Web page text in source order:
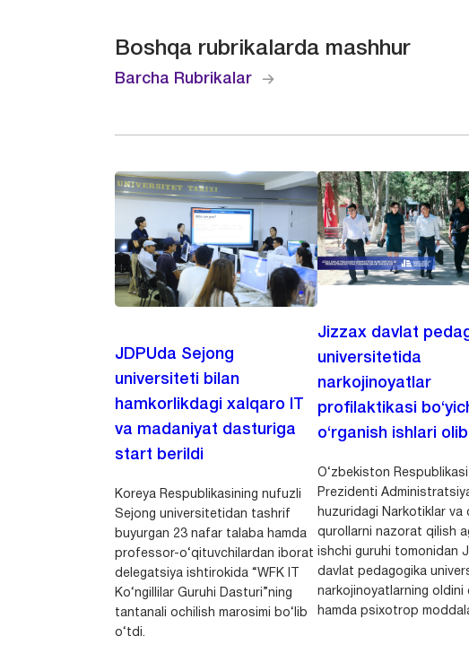
Boshqa rubrikalarda mashhur
Barcha Rubrikalar
JDPUda Sejong
universiteti bilan
hamkorlikdagi xalqaro IT
va madaniyat dasturiga
start berildi
Koreya Respublikasining nufuzli
Sejong universitetidan tashrif
buyurgan 23 nafar talaba hamda
professor-o‘qituvchilardan iborat
delegatsiya ishtirokida “WFK IT
Ko‘ngillilar Guruhi Dasturi”ning
tantanali ochilish marosimi bo‘lib
o‘tdi.
Jizzax davlat
universitetida
narkojinoyatlar
profilaktikasi
o‘rganish ishlari
O‘zbekiston Respublikasi
Prezidenti
huzuridagi Narkotiklar va
qurollarni nazorat qilish
ishchi guruhi tomonidan
davlat pedagogika
narkojinoyatlarning oldini
hamda psixotrop